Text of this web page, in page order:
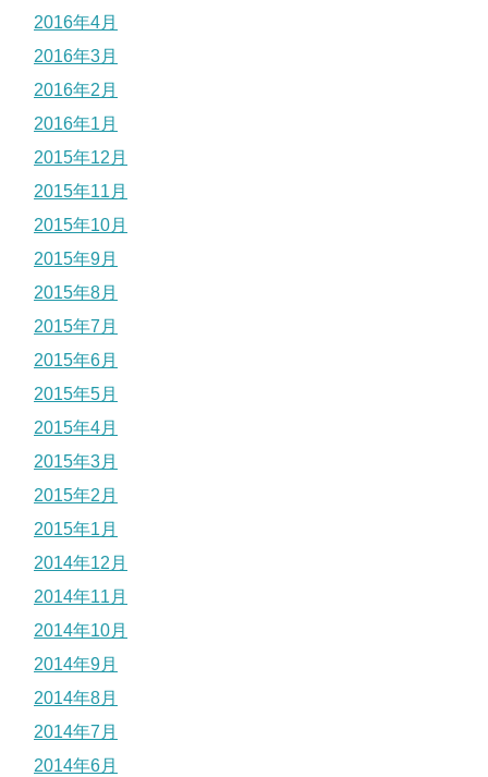
2016年4月
2016年3月
2016年2月
2016年1月
2015年12月
2015年11月
2015年10月
2015年9月
2015年8月
2015年7月
2015年6月
2015年5月
2015年4月
2015年3月
2015年2月
2015年1月
2014年12月
2014年11月
2014年10月
2014年9月
2014年8月
2014年7月
2014年6月